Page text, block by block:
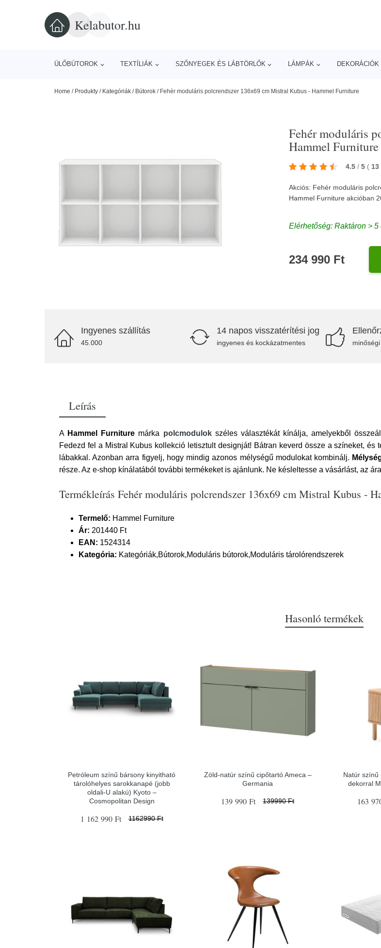
Kelabutor.hu
ÜLŐBÚTOROK TEXTÍLIÁK SZŐNYEGEK ÉS LÁBTÖRLŐK LÁMPÁK DEKORÁCIÓK
Home / Produkty / Kategóriák / Bútorok / Fehér moduláris polcrendszer 136x69 cm Mistral Kubus - Hammel Furniture
Fehér moduláris
Hammel Furniture
4.5 / 5 ( 13
Akciós: Fehér moduláris
Hammel Furniture akcióban
Elérhetőség: Raktáron > 5
234 990 Ft
Ingyenes szállítás
45.000
14 napos visszatérítési jog
ingyenes és kockázatmentes
Leírás
A Hammel Furniture márka polcmodulokszéles választékát kínálja, amelyekből
Fedezd fel a Mistral Kubus kollekció letisztult designját! Bátran keverd össze a színeket,
lábakkal. Azonban arra figyelj, hogy mindig azonos mélységű modulokat kombinálj.
része. Az e-shop kínálatából további termékeket is ajánlunk. Ne késleltesse a vásárlást, az
Termékleírás Fehér moduláris polcrendszer 136x69 cm Mistral Kubus -
Termelő: Hammel Furniture
Ár: 201440 Ft
EAN: 1524314
Kategória: Kategóriák,Bútorok,Moduláris bútorok,Moduláris tárolórendszerek
Hasonló termékek
Petróleum színű bársony kinyitható
tárolóhelyes sarokkanapé (jobb
oldali-U alakú) Kyoto –
Cosmopolitan Design
1 162 990 Ft 1162990 Ft
Zöld-natúr színű cipőtartó Ameca –
Germania
139 990 Ft 139990 Ft
Natúr színű
dekorral
163